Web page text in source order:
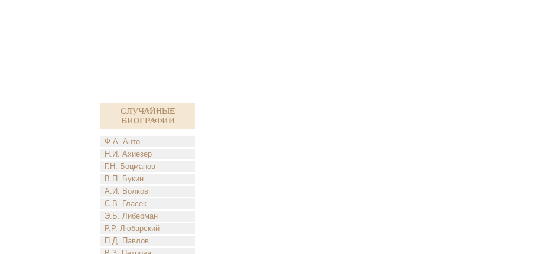
Случайные
биографии
Ф.А. Анто
Н.И. Ахиезер
Г.Н. Боцманов
В.П. Букин
А.И. Волков
С.В. Гласек
Э.Б. Либерман
Р.Р. Любарский
П.Д. Павлов